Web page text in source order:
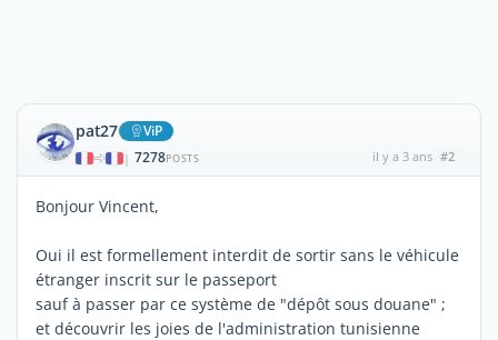
pat27 ViP
| 7278POSTS il y a 3 ans #2
Bonjour Vincent,
Oui il est formellement interdit de sortir sans le véhicule
étranger inscrit sur le passeport
sauf à passer par ce système de "dépôt sous douane" ;
et découvrir les joies de l'administration tunisienne